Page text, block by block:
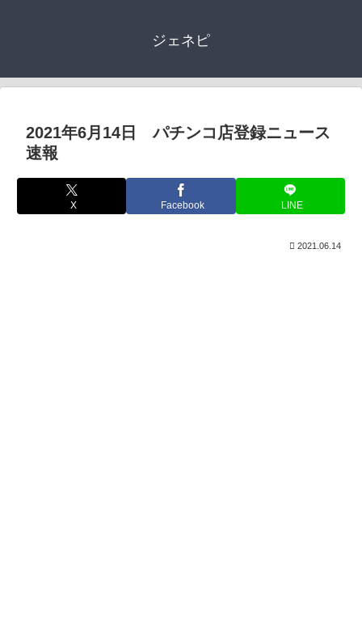
ジェネピ
2021年6月14日 パチンコ店登録ニュース
速報
X Facebook LINE
2021.06.14